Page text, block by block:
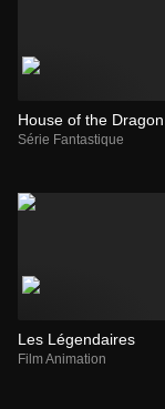
House of the Dragon
Série Fantastique
Les Légendaires
Film Animation